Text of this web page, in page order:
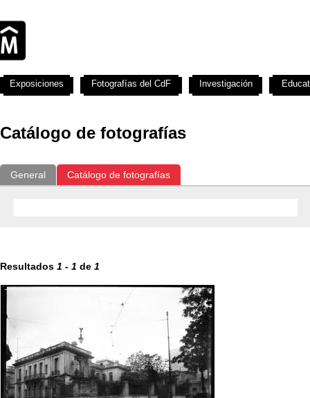
Catálogo de fotografías
General Catálogo de fotografías
Resultados 1 - 1 de 1
Exposiciones Fotografías del CdF Investigación